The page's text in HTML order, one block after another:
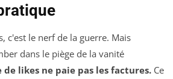
c'est le nerf de la guerre. Mais
dans le piège de la vanité
de likes ne paie pas les factures. Ce